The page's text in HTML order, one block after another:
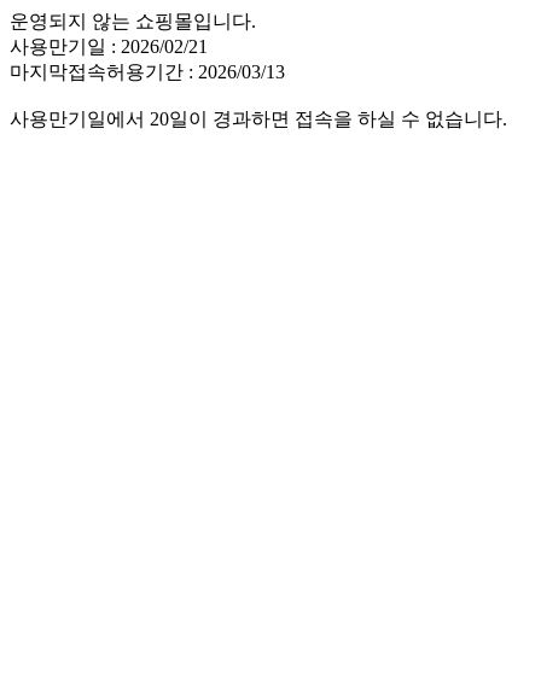
운영되지 않는 쇼핑몰입니다.
사용만기일 : 2026/02/21
마지막접속허용기간 : 2026/03/13
사용만기일에서 20일이 경과하면 접속을 하실 수 없습니다.